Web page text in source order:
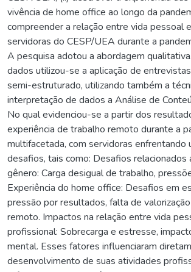
vivência de home office ao longo da
compreender a relação entre vida pessoal
servidoras do CESP/UEA durante a
A pesquisa adotou a abordagem
dados utilizou-se a aplicação de
semi-estruturado, utilizando também a
interpretação de dados a Análise de
No qual evidenciou-se a partir dos
experiência de trabalho remoto durante a
multifacetada, com servidoras enfrentando
desafios, tais como: Desafios
gênero: Carga desigual de trabalho,
Experiência do home office: Desafios em
pressão por resultados, falta de
remoto. Impactos na relação entre vida
profissional: Sobrecarga e estresse,
mental. Esses fatores influenciaram
desenvolvimento de suas atividades